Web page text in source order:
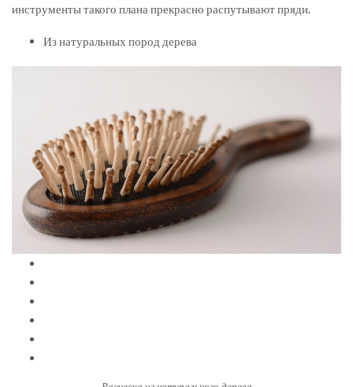
инструменты такого плана прекрасно распутывают пряди.
Из натуральных пород дерева